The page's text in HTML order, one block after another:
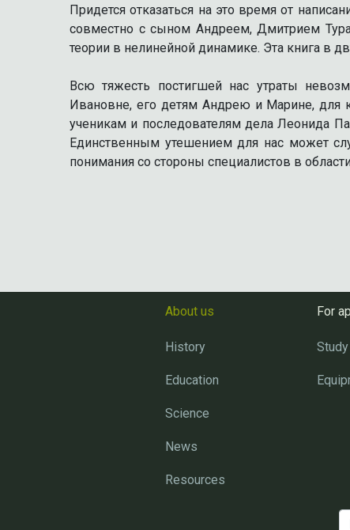
Придется отказаться на это время от
совместно с сыном Андреем, Дмитрием
теории в нелинейной динамике. Эта книга в
Всю тяжесть постигшей нас утраты
Ивановне, его детям Андрею и Марине, для
ученикам и последователям дела Леонида
Единственным утешением для нас может
понимания со стороны специалистов в
About us
History
Education
Science
News
Resources
For